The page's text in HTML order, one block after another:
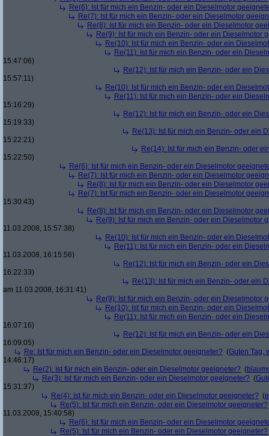
Re(6): Ist für mich ein Benzin- oder ein Dieselmotor
Re(7): Ist für mich ein Benzin- oder ein Dieselmotor
Re(8): Ist für mich ein Benzin- oder ein Dieselmotor
Re(9): Ist für mich ein Benzin- oder ein Dieselmotor
Re(10): Ist für mich ein Benzin- oder ein
Re(11): Ist für mich ein Benzin- oder ein
15:47:06)
Re(12): Ist für mich ein Benzin- oder ein
15:57:11)
Re(10): Ist für mich ein Benzin- oder ein
Re(11): Ist für mich ein Benzin- oder ein
15:16:29)
Re(12): Ist für mich ein Benzin- oder ein
15:19:33)
Re(13): Ist für mich ein Benzin- oder ein
15:22:21)
Re(14): Ist für mich ein Benzin- oder
15:22:50)
Re(6): Ist für mich ein Benzin- oder ein Dieselmotor
Re(7): Ist für mich ein Benzin- oder ein Dieselmotor
Re(8): Ist für mich ein Benzin- oder ein Dieselmotor
Re(7): Ist für mich ein Benzin- oder ein Dieselmotor
15:30:43)
Re(8): Ist für mich ein Benzin- oder ein Dieselmotor
Re(9): Ist für mich ein Benzin- oder ein Dieselmotor
11.03.2008, 15:57:38)
Re(10): Ist für mich ein Benzin- oder ein
Re(11): Ist für mich ein Benzin- oder ein
11.03.2008, 16:15:56)
Re(12): Ist für mich ein Benzin- oder ein
16:22:33)
Re(13): Ist für mich ein Benzin- oder ein
am 11.03.2008, 16:31:41)
Re(9): Ist für mich ein Benzin- oder ein Dieselmotor
Re(10): Ist für mich ein Benzin- oder ein
Re(11): Ist für mich ein Benzin- oder ein
16:07:16)
Re(12): Ist für mich ein Benzin- oder ein
16:09:05)
Re: Ist für mich ein Benzin- oder ein Dieselmotor geeigneter? (Guten Tag,
14:46:17)
Re(2): Ist für mich ein Benzin- oder ein Dieselmotor geeigneter? (
Re(3): Ist für mich ein Benzin- oder ein Dieselmotor geeigneter? (
15:31:37)
Re(4): Ist für mich ein Benzin- oder ein Dieselmotor geeigneter? (
Re(5): Ist für mich ein Benzin- oder ein Dieselmotor geeigneter?
11.03.2008, 15:40:58)
Re(6): Ist für mich ein Benzin- oder ein Dieselmotor
Re(5): Ist für mich ein Benzin- oder ein Dieselmotor geeigneter?